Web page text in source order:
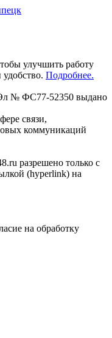
улучшить работу
Подробнее.
№ ФС77-52350 выдано
связи,
коммуникаций
разрешено только с
(hyperlink) на
на обработку